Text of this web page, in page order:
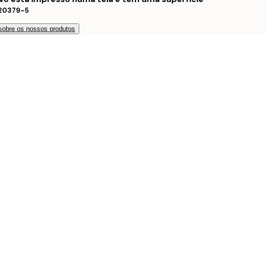
5
os nossos produtos